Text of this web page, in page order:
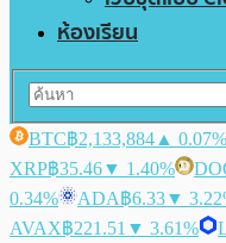
ห้องเรียน
BTC฿2,133,884 ▲ 0.07%
XRP฿35.46▼ 1.40%
0.34%
ADA฿6.33▼
AVAX฿221.51 ▼ 3.61%